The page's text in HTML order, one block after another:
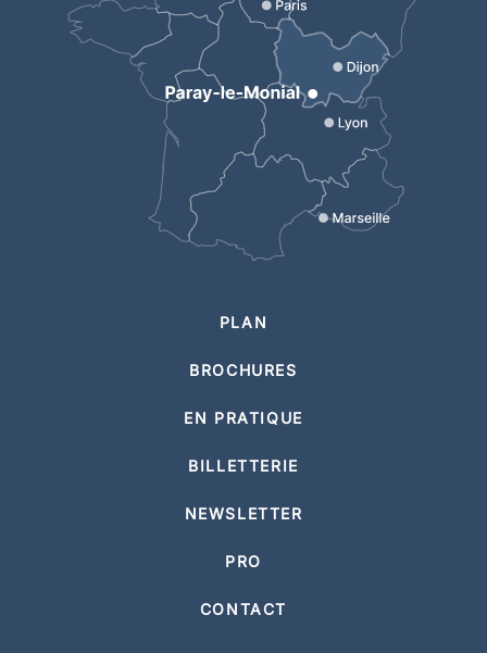
PLAN
BROCHURES
EN PRATIQUE
BILLETTERIE
NEWSLETTER
PRO
CONTACT